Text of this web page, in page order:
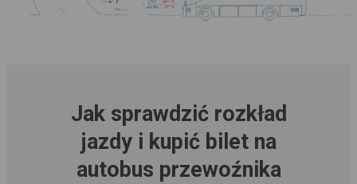
Jak sprawdzić rozkład
jazdy i kupić bilet na
autobus przewoźnika